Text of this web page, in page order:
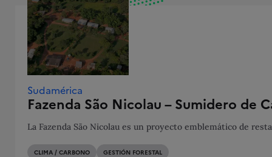
Sudamérica
Fazenda São Nicolau – Sumidero de
La Fazenda São Nicolau es un proyecto emblemático de
CLIMA / CARBONO GESTIÓN FORESTAL